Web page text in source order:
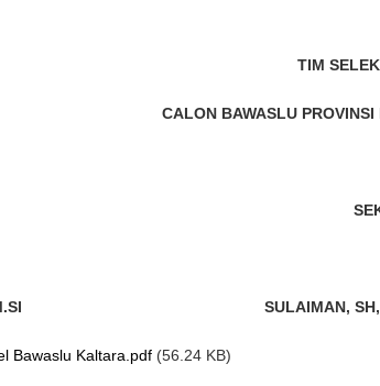
TIM
CALON BAWASLU
S.IP., M.SI SULAIMAN, SH,
Bawaslu Kaltara.pdf (56.24 KB)